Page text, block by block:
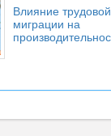
Влияние трудовой
миграции на